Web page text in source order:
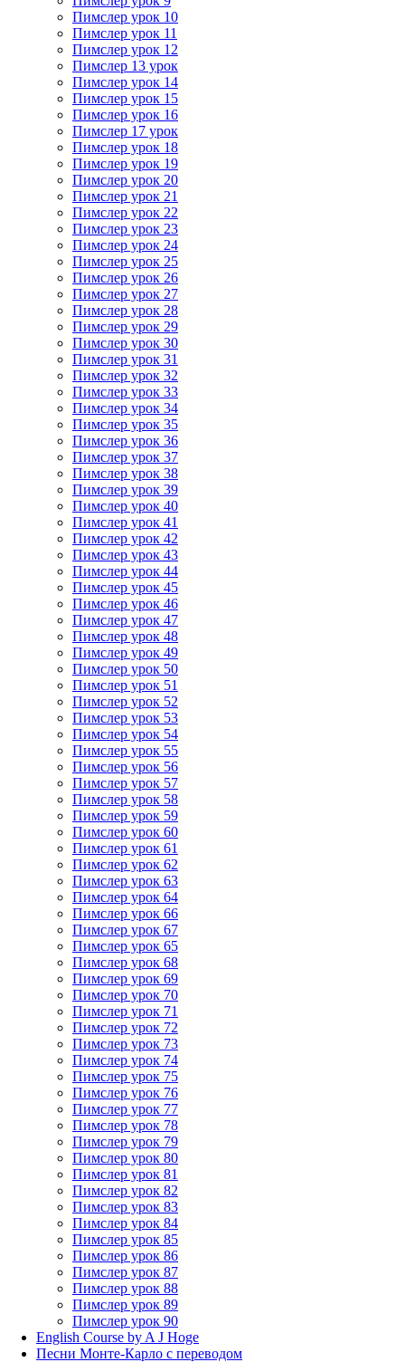
Пимслер урок 10
Пимслер урок 11
Пимслер урок 12
Пимслер 13 урок
Пимслер урок 14
Пимслер урок 15
Пимслер урок 16
Пимслер 17 урок
Пимслер урок 18
Пимслер урок 19
Пимслер урок 20
Пимслер урок 21
Пимслер урок 22
Пимслер урок 23
Пимслер урок 24
Пимслер урок 25
Пимслер урок 26
Пимслер урок 27
Пимслер урок 28
Пимслер урок 29
Пимслер урок 30
Пимслер урок 31
Пимслер урок 32
Пимслер урок 33
Пимслер урок 34
Пимслер урок 35
Пимслер урок 36
Пимслер урок 37
Пимслер урок 38
Пимслер урок 39
Пимслер урок 40
Пимслер урок 41
Пимслер урок 42
Пимслер урок 43
Пимслер урок 44
Пимслер урок 45
Пимслер урок 46
Пимслер урок 47
Пимслер урок 48
Пимслер урок 49
Пимслер урок 50
Пимслер урок 51
Пимслер урок 52
Пимслер урок 53
Пимслер урок 54
Пимслер урок 55
Пимслер урок 56
Пимслер урок 57
Пимслер урок 58
Пимслер урок 59
Пимслер урок 60
Пимслер урок 61
Пимслер урок 62
Пимслер урок 63
Пимслер урок 64
Пимслер урок 66
Пимслер урок 67
Пимслер урок 65
Пимслер урок 68
Пимслер урок 69
Пимслер урок 70
Пимслер урок 71
Пимслер урок 72
Пимслер урок 73
Пимслер урок 74
Пимслер урок 75
Пимслер урок 76
Пимслер урок 77
Пимслер урок 78
Пимслер урок 79
Пимслер урок 80
Пимслер урок 81
Пимслер урок 82
Пимслер урок 83
Пимслер урок 84
Пимслер урок 85
Пимслер урок 86
Пимслер урок 87
Пимслер урок 88
Пимслер урок 89
Пимслер урок 90
English Course by A J Hoge
Песни Монте-Карло с переводом